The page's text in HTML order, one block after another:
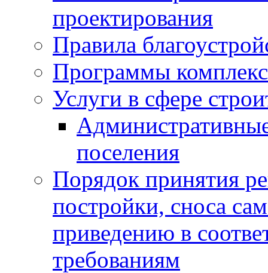
проектирования
Правила
Программы
Услуги в сфере
поселения
Порядок принятия
постройки, сноса
приведению в
требованиям